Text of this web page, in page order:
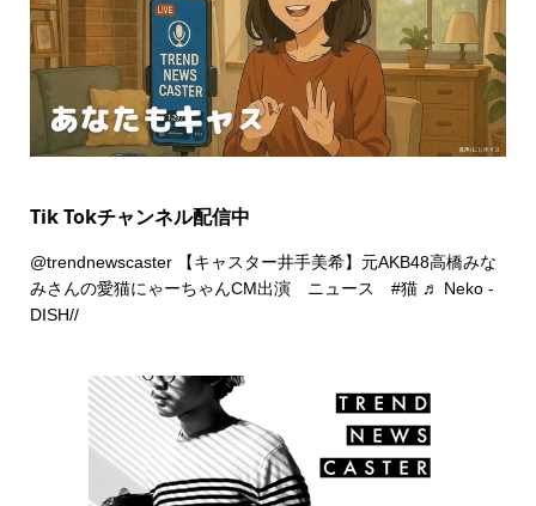
Tik Tokチャンネル配信中
@trendnewscaster【キャスター井手美希】元AKB48高橋みな
みさんの愛猫にゃーちゃんCM出演 ニュース #猫 ♬ Neko -
DISH//